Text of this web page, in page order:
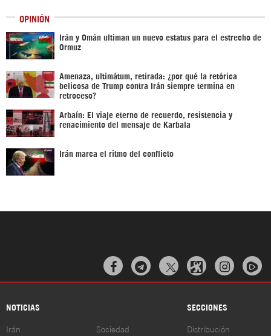
OPINIÓN
Irán y Omán ultiman un nuevo estatus para el estrecho de
Ormuz
Amenaza, ultimátum, retirada: ¿por qué la retórica
belicosa de Trump contra Irán siempre termina en
retroceso?
Arbaín: El viaje eterno de recuerdo, resistencia y
renacimiento del mensaje de Karbala
Irán marca el ritmo del conflicto
  
NOTICIAS SECCIONES
Irán Sociedad Distribución